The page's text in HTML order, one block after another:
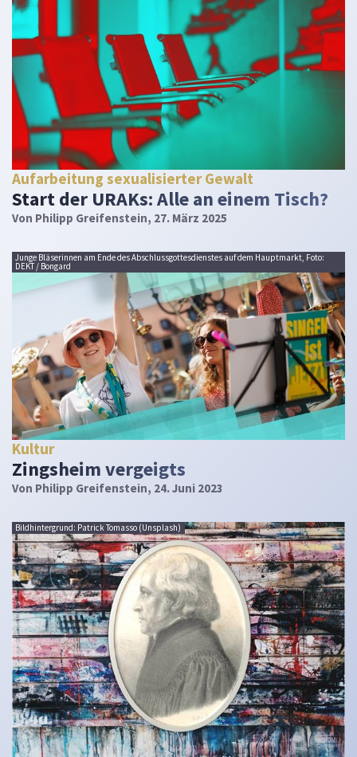
Aufarbeitung sexualisierter Gewalt
Start der URAKs: Alle an einem Tisch?
Von Philipp Greifenstein, 27. März 2025
Junge Bläserinnen am Ende des Abschlussgottesdienstes auf dem Hauptmarkt, Foto:
DEKT / Bongard
Kultur
Zingsheim vergeigts
Von Philipp Greifenstein, 24. Juni 2023
Bildhintergrund: Patrick Tomasso (Unsplash)